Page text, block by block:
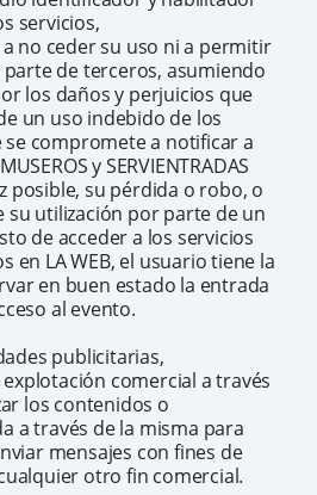
servicios,
no ceder su uso ni a permitir
parte de terceros, asumiendo
los daños y perjuicios que
un uso indebido de los
compromete a notificar a
y SERVIENTRADAS
posible, su pérdida o robo, o
su utilización por parte de un
de acceder a los servicios
en LA WEB, el usuario tiene la
en buen estado la entrada
al evento.
publicitarias,
comercial a través
los contenidos o
a través de la misma para
mensajes con fines de
otro fin comercial.